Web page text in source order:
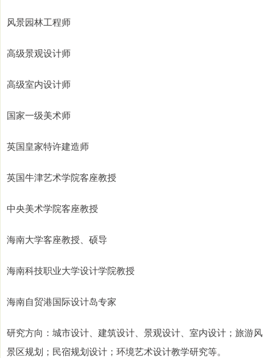
风景园林工程师
高级景观设计师
高级室内设计师
国家一级美术师
英国皇家特许建造师
英国牛津艺术学院客座教授
中央美术学院客座教授
海南大学客座教授、硕导
海南科技职业大学设计学院教授
海南自贸港国际设计岛专家
研究方向：城市设计、建筑设计、景观设计、室内设计；旅游风
景区规划；民宿规划设计；环境艺术设计教学研究等。